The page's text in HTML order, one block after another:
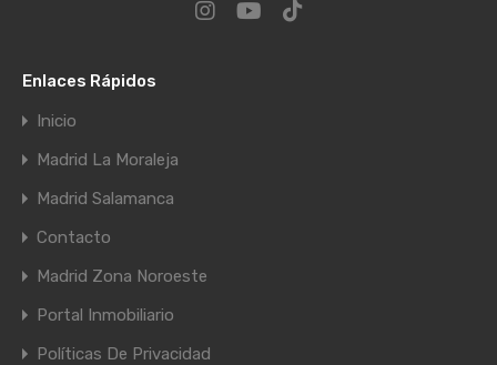
Enlaces Rápidos
Inicio
Madrid La Moraleja
Madrid Salamanca
Contacto
Madrid Zona Noroeste
Portal Inmobiliario
Políticas De Privacidad